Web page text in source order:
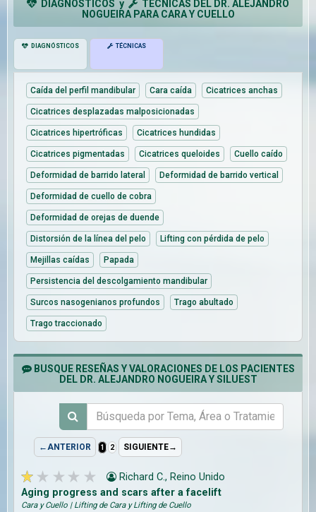
DIAGNÓSTICOS y
TÉCNICAS DEL DR. ALEJANDRO
NOGUEIRA PARA CARA Y CUELLO
DIAGNÓSTICOS TÉCNICAS
Caída del perfil mandibular Cara caída Cicatrices anchas
Cicatrices desplazadas malposicionadas
Cicatrices hipertróficas Cicatrices hundidas
Cicatrices pigmentadas Cicatrices queloides Cuello caído
Deformidad de barrido lateral Deformidad de barrido vertical
Deformidad de cuello de cobra
Deformidad de orejas de duende
Distorsión de la línea del pelo Lifting con pérdida de pelo
Mejillas caídas Papada
Persistencia del descolgamiento mandibular
Surcos nasogenianos profundos Trago abultado
Trago traccionado
BUSQUE RESEÑAS Y VALORACIONES DE LOS PACIENTES
DEL DR. ALEJANDRO NOGUEIRA Y SILUEST
←ANTERIOR 1 2 SIGUIENTE→
Richard C., Reino Unido
Aging progress and scars after a facelift
Cara y Cuello | Lifting de Cara y Lifting de Cuello